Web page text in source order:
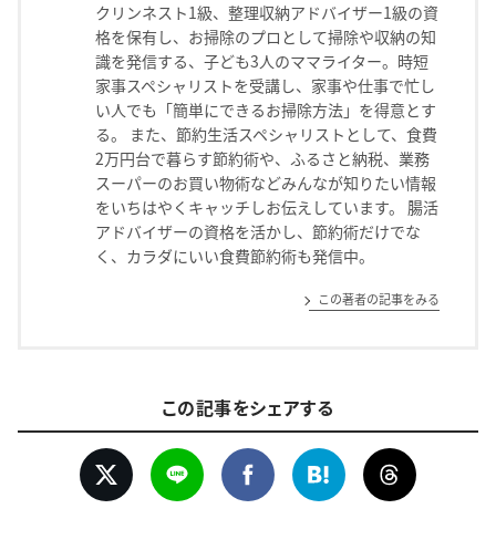
クリンネスト1級、整理収納アドバイザー1級の資
格を保有し、お掃除のプロとして掃除や収納の知
識を発信する、子ども3人のママライター。時短
家事スペシャリストを受講し、家事や仕事で忙し
い人でも「簡単にできるお掃除方法」を得意とす
る。 また、節約生活スペシャリストとして、食費
2万円台で暮らす節約術や、ふるさと納税、業務
スーパーのお買い物術などみんなが知りたい情報
をいちはやくキャッチしお伝えしています。 腸活
アドバイザーの資格を活かし、節約術だけでな
く、カラダにいい食費節約術も発信中。
この著者の記事をみる
この記事をシェアする